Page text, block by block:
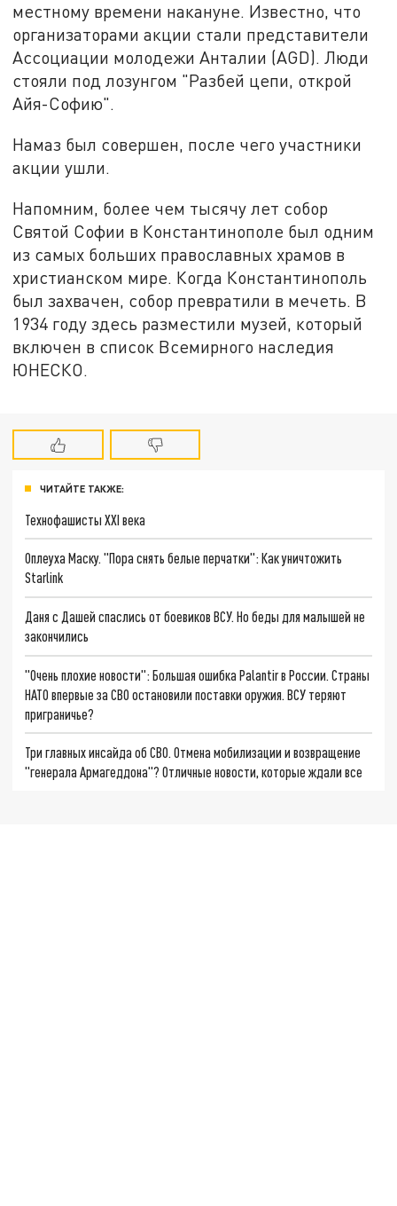
местному времени накануне. Известно, что
организаторами акции стали представители
Ассоциации молодежи Анталии (AGD). Люди
стояли под лозунгом "Разбей цепи, открой
Айя-Софию".
Намаз был совершен, после чего участники
акции ушли.
Напомним, более чем тысячу лет собор
Святой Софии в Константинополе был одним
из самых больших православных храмов в
христианском мире. Когда Константинополь
был захвачен, собор превратили в мечеть. В
1934 году здесь разместили музей, который
включен в список Всемирного наследия
ЮНЕСКО.
ЧИТАЙТЕ ТАКЖЕ:
Технофашисты XXI века
Оплеуха Маску. "Пора снять белые перчатки": Как уничтожить
Starlink
Даня с Дашей спаслись от боевиков ВСУ. Но беды для малышей не
закончились
"Очень плохие новости": Большая ошибка Palantir в России. Страны
НАТО впервые за СВО остановили поставки оружия. ВСУ теряют
приграничье?
Три главных инсайда об СВО. Отмена мобилизации и возвращение
"генерала Армагеддона"? Отличные новости, которые ждали все